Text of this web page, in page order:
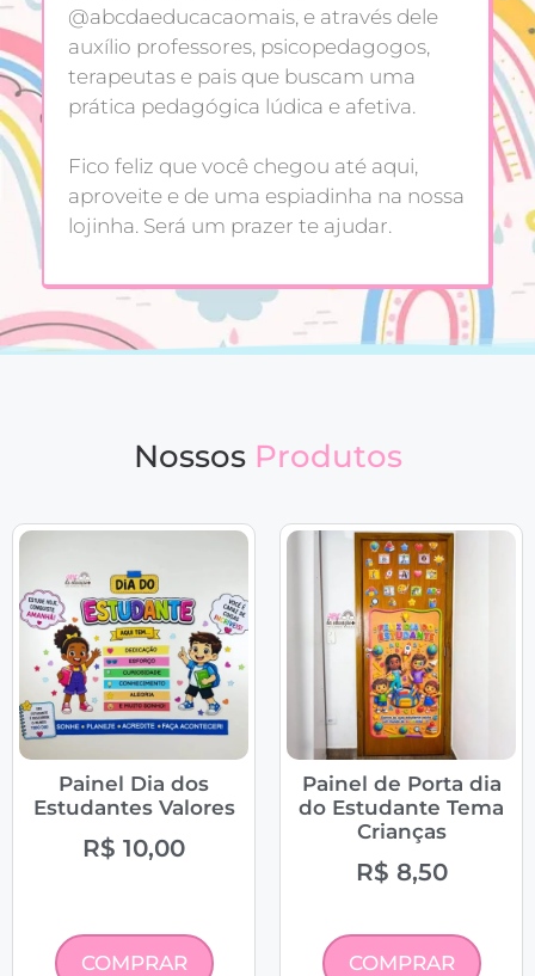
@abcdaeducacaomais, e através dele
auxílio professores, psicopedagogos,
terapeutas e pais que buscam uma
prática pedagógica lúdica e afetiva.
Fico feliz que você chegou até aqui,
aproveite e de uma espiadinha na nossa
lojinha. Será um prazer te ajudar.
Nossos Produtos
Painel Dia dos
Estudantes Valores
R$ 10,00
COMPRAR
Painel de Porta dia
do Estudante Tema
Crianças
R$ 8,50
COMPRAR